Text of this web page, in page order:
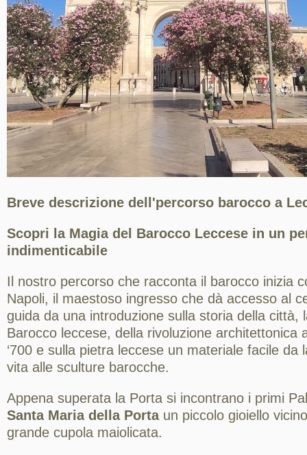
Breve descrizione dell'percorso barocco a
Scopri la Magia del Barocco Leccese in un
indimenticabile
Il nostro percorso che racconta il barocco inizia
Napoli, il maestoso ingresso che dà accesso al
guida da una introduzione sulla storia della città,
Barocco leccese, della rivoluzione architettonica
‘700 e sulla pietra leccese un materiale facile da
vita alle sculture barocche.
Appena superata la Porta si incontrano i primi
Santa Maria della Portaun piccolo gioiello
grande cupola maiolicata.